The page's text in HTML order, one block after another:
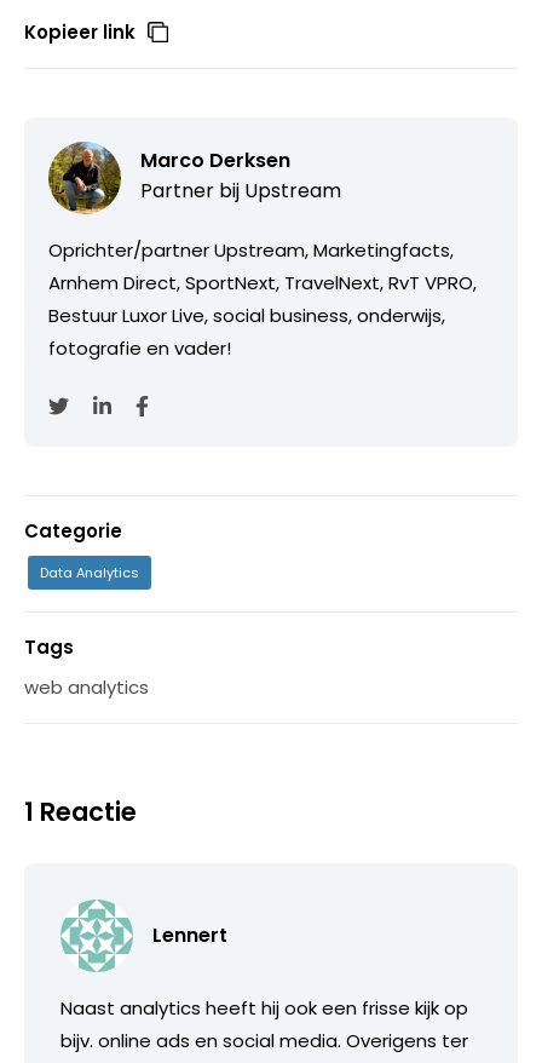
Kopieer link
Marco Derksen
Partner bij Upstream
Oprichter/partner Upstream, Marketingfacts,
Arnhem Direct, SportNext, TravelNext, RvT VPRO,
Bestuur Luxor Live, social business, onderwijs,
fotografie en vader!
Categorie
Data Analytics
Tags
web analytics
1 Reactie
Lennert
Naast analytics heeft hij ook een frisse kijk op
bijv. online ads en social media. Overigens ter